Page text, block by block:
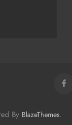
By BlazeThemes.